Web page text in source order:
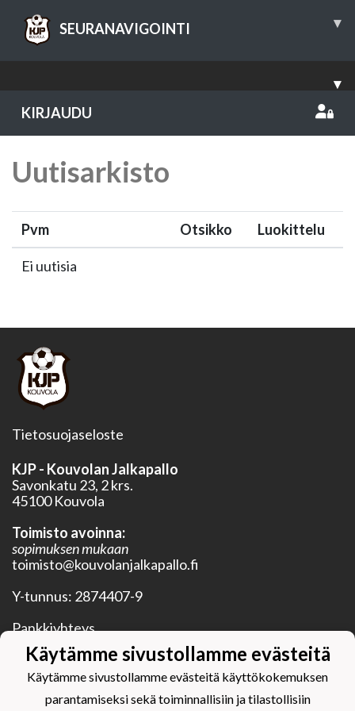
SEURANAVIGOINTI ▾
▾
KIRJAUDU
Uutisarkisto
Pvm Otsikko Luokittelu
Ei uutisia
Tietosuojaseloste
KJP - Kouvolan Jalkapallo
Savonkatu 23, 2 krs.
45100 Kouvola
Toimisto avoinna:
sopimuksen mukaan
toimisto@kouvolanjalkapallo.fi
Y-tunnus: 2874407-9
Pankkiyhteys
BIC OKOYFIHH
IBAN FI28 5750 0120 3352 20
Käytämme sivustollamme evästeitä
Käytämme sivustollamme evästeitä käyttökokemuksen
parantamiseksi sekä toiminnallisiin ja tilastollisiin